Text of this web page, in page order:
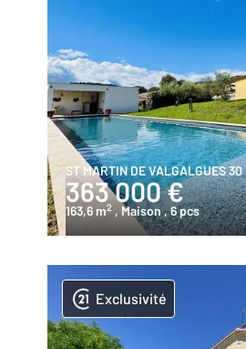
ST MARTIN DE VALGALGUES 30
363 000 €
163,6 m2 , Maison , 6 pcs
Exclusivité